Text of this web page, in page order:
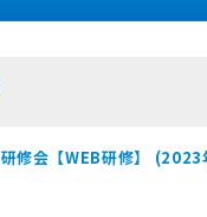
修会【WEB研修】 (2023